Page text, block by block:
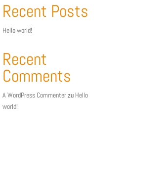
Recent Posts
Hello world!
Recent
Comments
A WordPress Commenterzu Hello
world!